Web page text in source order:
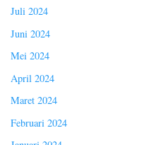
Juli 2024
Juni 2024
Mei 2024
April 2024
Maret 2024
Februari 2024